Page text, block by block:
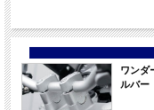
ワンダ
ルバー